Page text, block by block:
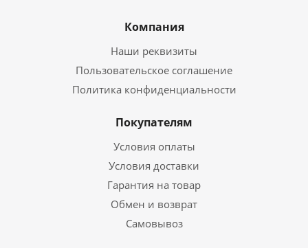
Компания
Наши реквизиты
Пользовательское соглашение
Политика конфиденциальности
Покупателям
Условия оплаты
Условия доставки
Гарантия на товар
Обмен и возврат
Самовывоз